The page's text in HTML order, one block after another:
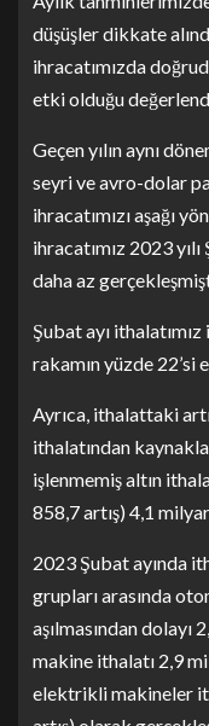
düşüşler dikkate
ihracatımızda
etki olduğu
Geçen yılın aynı
seyri ve avro-dolar
ihracatımızı aşağı
ihracatımız 2023
daha az
Şubat ayı
rakamın yüzde 22’si
Ayrıca, ithalattaki
ithalatından
işlenmemiş altın
858,7 artış) 4,1
2023 Şubat ayında
grupları arasında
aşılmasından dolayı
makine ithalatı 2,9
elektrikli makineler